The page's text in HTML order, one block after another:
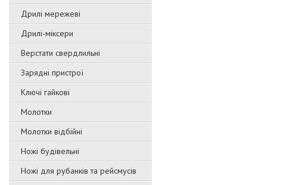
Дрилі мережеві
Дрилі-міксери
Верстати свердлильні
Зарядні пристрої
Ключі гайкові
Молотки
Молотки відбійні
Ножі будівельні
Ножі для рубанків та рейсмусів